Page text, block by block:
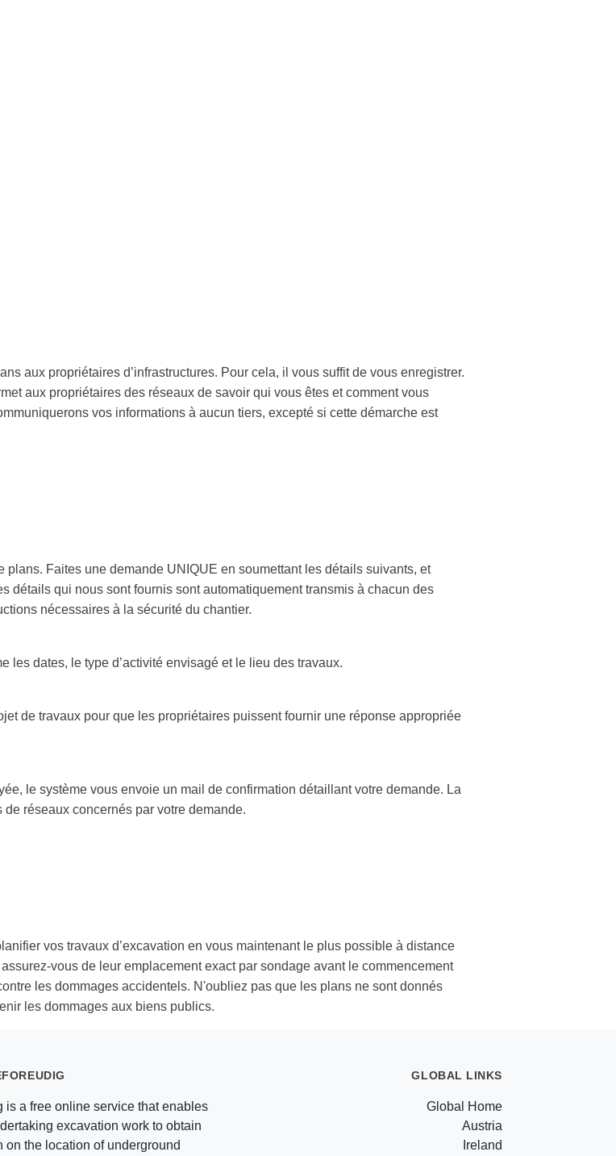
aux propriétaires d’infrastructures. Pour cela, il vous suffit de vous enregistrer.
aux propriétaires des réseaux de savoir qui vous êtes et comment vous
vos informations à aucun tiers, excepté si cette démarche est
Faites une demande UNIQUE en soumettant les détails suivants, et
détails qui nous sont fournis sont automatiquement transmis à chacun des
nécessaires à la sécurité du chantier.
les dates, le type d’activité envisagé et le lieu des travaux.
de travaux pour que les propriétaires puissent fournir une réponse appropriée
le système vous envoie un mail de confirmation détaillant votre demande. La
réseaux concernés par votre demande.
vos travaux d’excavation en vous maintenant le plus possible à distance
vous de leur emplacement exact par sondage avant le commencement
les dommages accidentels. N'oubliez pas que les plans ne sont donnés
les dommages aux biens publics.
is a free online service that enables
excavation work to obtain
on the location of underground
GLOBAL LINKS
Global Home
Austria
Ireland